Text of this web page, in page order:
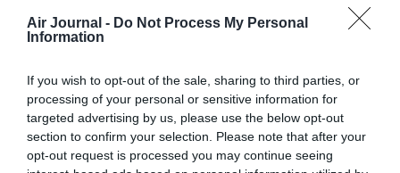
Air Journal - Do Not Process My Personal
Information
If you wish to opt-out of the sale, sharing to third parties, or
processing of your personal or sensitive information for
targeted advertising by us, please use the below opt-out
section to confirm your selection. Please note that after your
opt-out request is processed you may continue seeing
heure, rajouter les réserves de
de 6t pour ne pas déjauger et
vous avez une idée du ramp fuel
d’un jumbo.
RÉPONDRE